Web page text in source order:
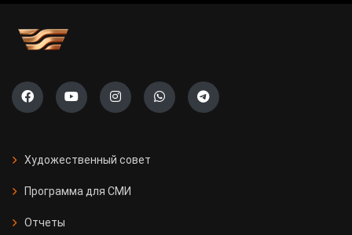
Художественный совет
Программа для СМИ
Отчеты